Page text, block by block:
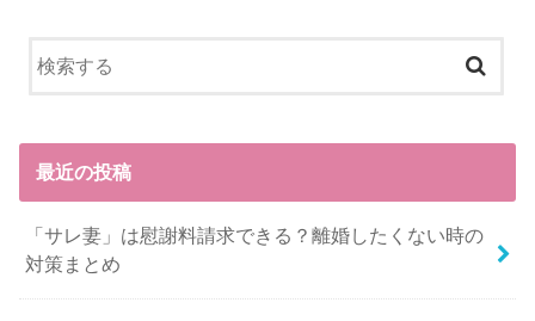
最近の投稿
「サレ妻」は慰謝料請求できる？離婚したくない時の
対策まとめ